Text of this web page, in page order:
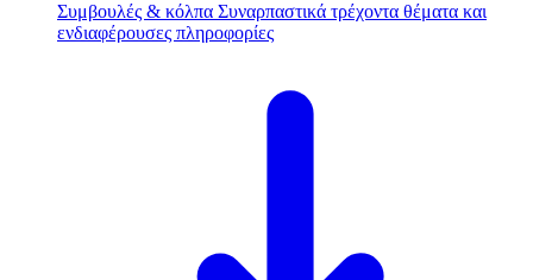
Συμβουλές & κόλπα Συναρπαστικά τρέχοντα θέματα και
ενδιαφέρουσες πληροφορίες